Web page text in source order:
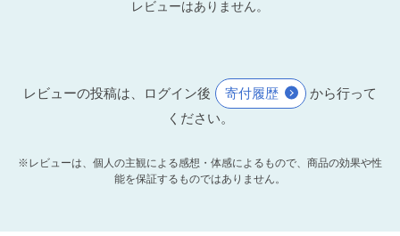
レビューはありません。
レビューの投稿は、ログイン後 寄付履歴
から行って
ください。
※レビューは、個人の主観による感想・体感によるもので、商品の効果や性
能を保証するものではありません。